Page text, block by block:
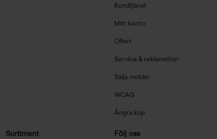
Kundtjänst
Mitt konto
Offert
Service & reklamation
Sälja möbler
WCAG
Ångra köp
Sortiment Följ oss